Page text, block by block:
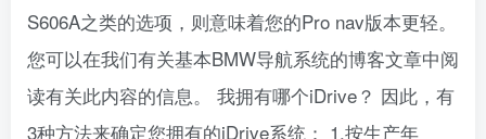
S606A之类的选项，则意味着您的Pro nav版本更轻。
您可以在我们有关基本BMW导航系统的博客文章中阅
读有关此内容的信息。 我拥有哪个iDrive？ 因此，有
3种方法来确定您拥有的iDrive系统： 1.按生产年